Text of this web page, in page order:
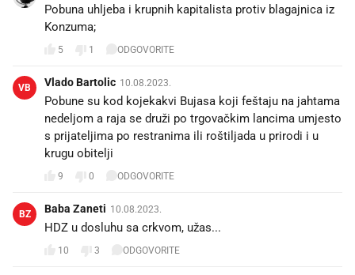
Pobuna uhljeba i krupnih kapitalista protiv blagajnica iz
Konzuma;
5 1 ODGOVORITE
VB Vlado Bartolic 10.08.2023.
Pobune su kod kojekakvi Bujasa koji feštaju na jahtama
nedeljom a raja se druži po trgovačkim lancima umjesto
s prijateljima po restranima ili roštiljada u prirodi i u
krugu obitelji
9 0 ODGOVORITE
BZ Baba Zaneti 10.08.2023.
HDZ u dosluhu sa crkvom, užas...
10 3 ODGOVORITE